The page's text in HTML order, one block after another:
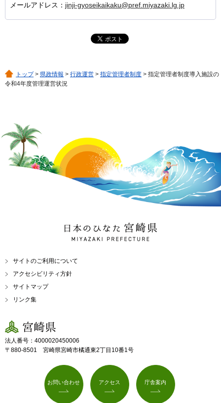
メールアドレス： jinji-gyoseikaikaku@pref.miyazaki.lg.jp
トップ> 県政情報 > 行政運営 > 指定管理者制度 > 指定管理者制度導入施設の
令和4年度管理運営状況
日本のひなた 宮崎県
MIYAZAKI PREFECTURE
サイトのご利用について
アクセシビリティ方針
サイトマップ
リンク集
宮崎県
法人番号：4000020450006
〒880-8501 宮崎県宮崎市橘通東2丁目10番1号
お問い合わせ アクセス 庁舎案内